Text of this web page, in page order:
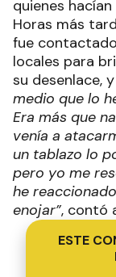
quienes
Horas más
fue
locales para
su desenlace,
medio que lo
Era más que
venía a
un tablazo lo
pero yo me
he
enojar”, contó
ESTE